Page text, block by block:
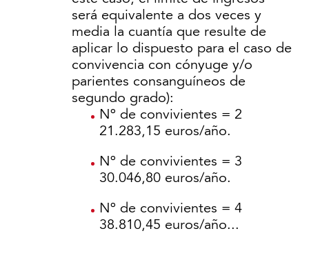
será equivalente a dos veces y
media la cuantía que resulte de
aplicar lo dispuesto para el caso de
convivencia con cónyuge y/o
parientes consanguíneos de
segundo grado):
Nº de convivientes = 2
21.283,15 euros/año.
Nº de convivientes = 3
30.046,80 euros/año.
Nº de convivientes = 4
38.810,45 euros/año...